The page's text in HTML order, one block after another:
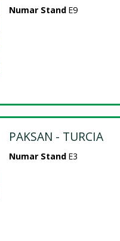
Numar Stand E9
PAKSAN - TURCIA
Numar Stand E3